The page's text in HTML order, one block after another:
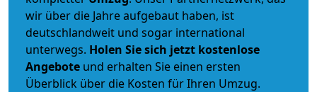
wir über die Jahre aufgebaut haben, ist
deutschlandweit und sogar international
unterwegs. Holen Sie sich jetzt kostenlose
Angebote und erhalten Sie einen ersten
Überblick über die Kosten für Ihren Umzug.